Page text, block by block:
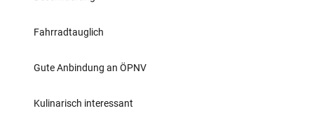
Fahrradtauglich
Gute Anbindung an ÖPNV
Kulinarisch interessant